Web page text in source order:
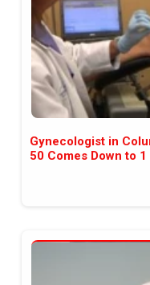
Gynecologist in
50 Comes Down to